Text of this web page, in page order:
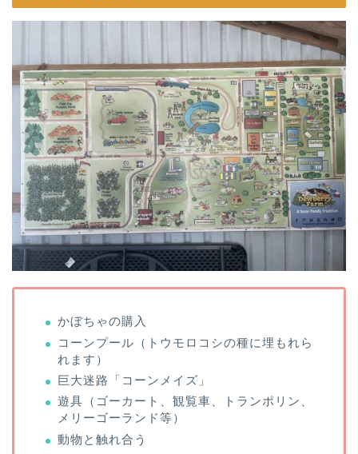
かぼちゃの購入
コーンプール（トウモロコシの種に埋もれら
れます）
巨大迷路「コーンメイズ」
遊具（ゴーカート、観覧車、トランポリン、
メリーゴーランド等）
動物と触れ合う